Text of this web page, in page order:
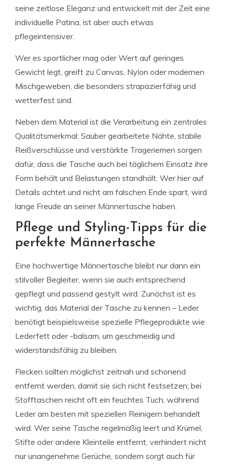
seine zeitlose Eleganz und entwickelt mit der Zeit eine
individuelle Patina, ist aber auch etwas
pflegeintensiver.
Wer es sportlicher mag oder Wert auf geringes
Gewicht legt, greift zu Canvas, Nylon oder modernen
Mischgeweben, die besonders strapazierfähig und
wetterfest sind.
Neben dem Material ist die Verarbeitung ein zentrales
Qualitätsmerkmal: Sauber gearbeitete Nähte, stabile
Reißverschlüsse und verstärkte Trageriemen sorgen
dafür, dass die Tasche auch bei täglichem Einsatz ihre
Form behält und Belastungen standhält. Wer hier auf
Details achtet und nicht am falschen Ende spart, wird
lange Freude an seiner Männertasche haben.
Pflege und Styling-Tipps für die
perfekte Männertasche
Eine hochwertige Männertasche bleibt nur dann ein
stilvoller Begleiter, wenn sie auch entsprechend
gepflegt und passend gestylt wird. Zunächst ist es
wichtig, das Material der Tasche zu kennen – Leder
benötigt beispielsweise spezielle Pflegeprodukte wie
Lederfett oder -balsam, um geschmeidig und
widerstandsfähig zu bleiben.
Flecken sollten möglichst zeitnah und schonend
entfernt werden, damit sie sich nicht festsetzen; bei
Stofftaschen reicht oft ein feuchtes Tuch, während
Leder am besten mit speziellen Reinigern behandelt
wird. Wer seine Tasche regelmäßig leert und Krümel,
Stifte oder andere Kleinteile entfernt, verhindert nicht
nur unangenehme Gerüche, sondern sorgt auch für